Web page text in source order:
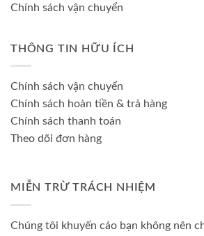
Chính sách vận chuyển
THÔNG TIN HỮU ÍCH
Chính sách vận chuyển
Chính sách hoàn tiền & trả hàng
Chính sách thanh toán
Theo dõi đơn hàng
MIỄN TRỪ TRÁCH NHIỆM
Chúng tôi khuyến cáo bạn không nên